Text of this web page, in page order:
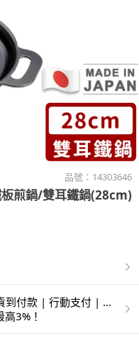
品號： 14303646
煎鍋/雙耳鐵鍋(28cm)
付款 | 行動支付 | 超
3%！